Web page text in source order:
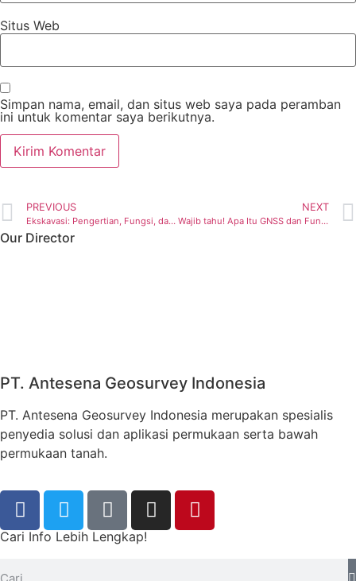
Situs Web
Simpan nama, email, dan situs web saya pada peramban
ini untuk komentar saya berikutnya.
PREVIOUS
Ekskavasi: Pengertian, Fungsi, dan Perencanaannya
NEXT
Wajib tahu! Apa Itu GNSS dan Fungsi GNSS Terbaru 2024
Our Director
PT. Antesena Geosurvey Indonesia
PT. Antesena Geosurvey Indonesia merupakan spesialis
penyedia solusi dan aplikasi permukaan serta bawah
permukaan tanah.
Cari Info Lebih Lengkap!